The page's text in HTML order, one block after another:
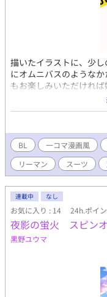
描いたイラストに、少
にオムニバスのような
もお楽しみいただけれ
里乃☆イッチー☆ドッキ
います。 壱度木里乃☆
作品へのジャンプはフ
BL 一コマ漫画風
リーマン
スーツ
連載中 なし
お気に入り : 14 24h.ポイ
夜影の蛍火 スピン
黒野ユウマ